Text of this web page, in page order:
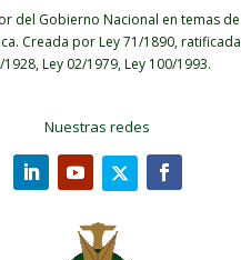
del Gobierno Nacional en temas
Creada por Ley 71/1890,
1928, Ley 02/1979, Ley 100/1993.
Nuestras redes